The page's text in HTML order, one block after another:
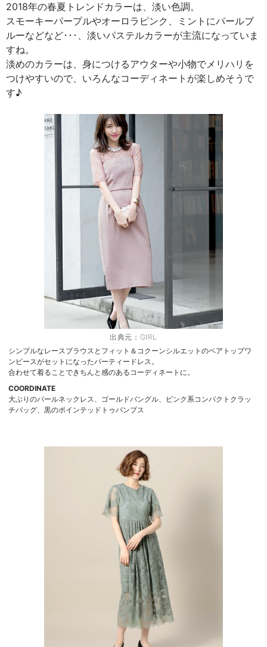
2018年の春夏トレンドカラーは、淡い色調。
スモーキーパープルやオーロラピンク、ミントにパールブ
ルーなどなど･･･、淡いパステルカラーが主流になっていま
すね。
淡めのカラーは、身につけるアウターや小物でメリハリを
つけやすいので、いろんなコーディネートが楽しめそうで
す♪
出典元： GIRL
シンプルなレースブラウスとフィット＆コクーンシルエットのベアトップワ
ンピースがセットになったパーティードレス。
合わせて着ることできちんと感のあるコーディネートに。
COORDINATE
大ぶりのパールネックレス、ゴールドバングル、ピンク系コンパクトクラッ
チバッグ、黒のポインテッドトゥパンプス